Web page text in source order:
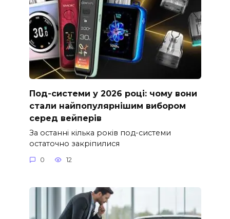
Под-системи у 2026 році: чому вони
стали найпопулярнішим вибором
серед вейперів
За останні кілька років под-системи
остаточно закріпилися
0 12